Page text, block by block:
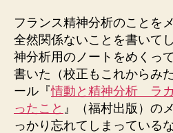
フランス精神分析のことを
全然関係ないことを書いて
神分析用のノートをめくっ
書いた（校正もこれからみ
ール『情動と精神分析 ラ
ったこと 』（福村出版）の
っかり忘れてしまっている